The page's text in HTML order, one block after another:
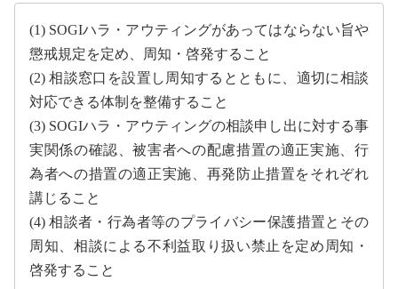
(1) SOGIハラ・アウティングがあってはならない旨や
懲戒規定を定め、周知・啓発すること
(2) 相談窓口を設置し周知するとともに、適切に相談
対応できる体制を整備すること
(3) SOGIハラ・アウティングの相談申し出に対する事
実関係の確認、被害者への配慮措置の適正実施、行
為者への措置の適正実施、再発防止措置をそれぞれ
講じること
(4) 相談者・行為者等のプライバシー保護措置とその
周知、相談による不利益取り扱い禁止を定め周知・
啓発すること